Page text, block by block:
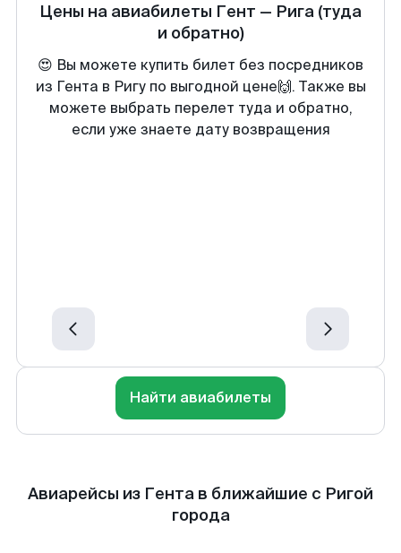
Цены на авиабилеты Гент — Рига (туда
и обратно)
😍 Вы можете купить билет без посредников
из Гента в Ригу по выгодной цене🙌. Также вы
можете выбрать перелет туда и обратно,
если уже знаете дату возвращения
Найти авиабилеты
Авиарейсы из Гента в ближайшие с Ригой
города